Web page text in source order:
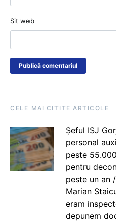
Sit web
CELE MAI CITITE ARTICOLE
Șeful ISJ
personal
peste
pentru
peste un an
Marian
eram
depunem